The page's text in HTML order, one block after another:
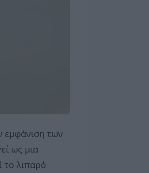
εμφάνιση των
ως μια
το λιπαρό